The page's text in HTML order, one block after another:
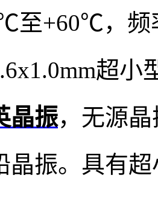
至+60℃，频
超小
晶振，无源
晶振。具有